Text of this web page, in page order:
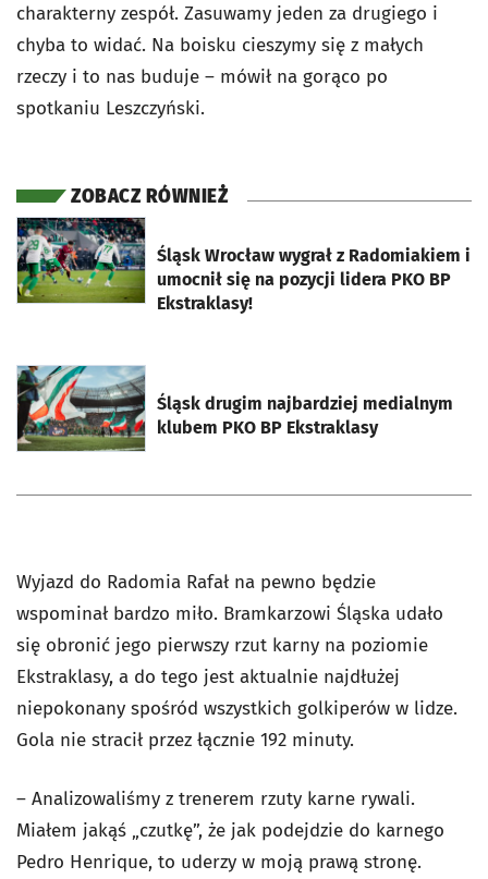
charakterny zespół. Zasuwamy jeden za drugiego i
chyba to widać. Na boisku cieszymy się z małych
rzeczy i to nas buduje – mówił na gorąco po
spotkaniu Leszczyński.
ZOBACZ RÓWNIEŻ
Śląsk Wrocław wygrał z Radomiakiem i
umocnił się na pozycji lidera PKO BP
Ekstraklasy!
otworzy się w nowej karcie
Śląsk drugim najbardziej medialnym
klubem PKO BP Ekstraklasy
otworzy się w nowej karcie
Wyjazd do Radomia Rafał na pewno będzie
wspominał bardzo miło. Bramkarzowi Śląska udało
się obronić jego pierwszy rzut karny na poziomie
Ekstraklasy, a do tego jest aktualnie najdłużej
niepokonany spośród wszystkich golkiperów w lidze.
Gola nie stracił przez łącznie 192 minuty.
– Analizowaliśmy z trenerem rzuty karne rywali.
Miałem jakąś „czutkę”, że jak podejdzie do karnego
Pedro Henrique, to uderzy w moją prawą stronę.